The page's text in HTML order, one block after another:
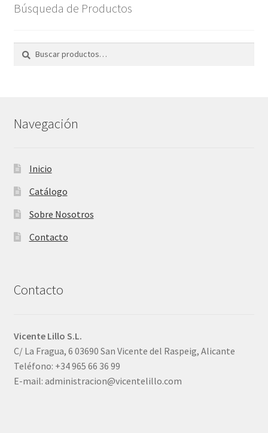
Búsqueda de Productos
Buscar
Navegación
Inicio
Catálogo
Sobre Nosotros
Contacto
Contacto
Vicente Lillo S.L.
C/ La Fragua, 6 03690 San Vicente del Raspeig, Alicante
Teléfono: +34 965 66 36 99
E-mail: administracion@vicentelillo.com